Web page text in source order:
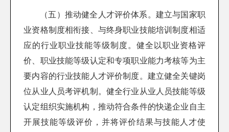
（五）推动健全人才评价体系。建立与国家职
业资格制度相衔接、与终身职业技能培训制度相适
应的行业职业技能等级制度。健全以职业资格评
价、职业技能等级认定和专项职业能力考核等为主
要内容的行业技能人才评价制度。建立健全关键岗
位从业人员考评机制。健全行业从业人员技能等级
认定组织实施机构，推动符合条件的快递企业自主
开展技能等级评价，并将评价结果与技能人才使